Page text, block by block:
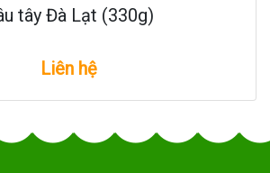
tây Đà Lạt (330g)
Liên hệ